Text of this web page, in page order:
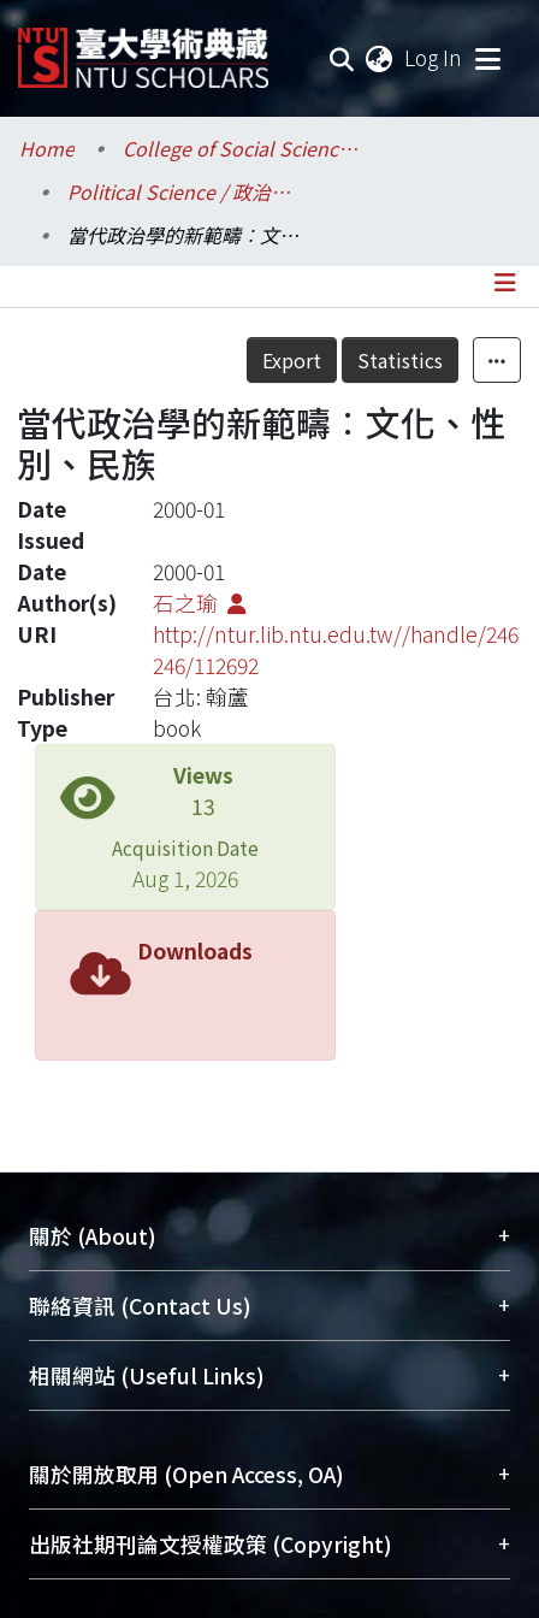
Log In
Communities & Collections
Research Outputs
Statistics
Home
College of Social Sciences / 社會科學院
Political Science / 政治學系
當代政治學的新範疇︰文化、性別、民族
Details
Export Statistics
當代政治學的新範疇︰文化、性
別、民族
Date
Issued
2000-01
Date
2000-01
Author(s)
石之瑜
URI
http://ntur.lib.ntu.edu.tw//handle/246
246/112692
Publisher
台北: 翰蘆
Type
book
Views
13
Acquisition Date
Aug 1, 2026
Downloads
關於 (About) +
臺大位居世界頂尖大學之列，為永久珍藏及向國際
展現本校豐碩的研究成果及學術能量，圖書館整合
機構典藏（NTUR）與學術庫（AH）不同功能平
台，成為臺大學術典藏NTU scholars。期能整合研
究能量、促進交流合作、保存學術產出、推廣研究
成果。
To permanently archive and promote researcher
profiles and scholarly works, Library integrates the
services of “NTU Repository” with “Academic
聯絡資訊 (Contact Us) +
總館學科館員(Main Library)
醫學圖書館學科館員(Medical Library)
(Social
Sciences Library)
相關網站 (Useful Links) +
關於開放取用 (Open Access, OA) +
開放取用是從使用者角度提升資訊取用性的社會運
動，應用在學術研究上是透過將研究著作公開供使
出版社期刊論文授權政策 (Copyright) +